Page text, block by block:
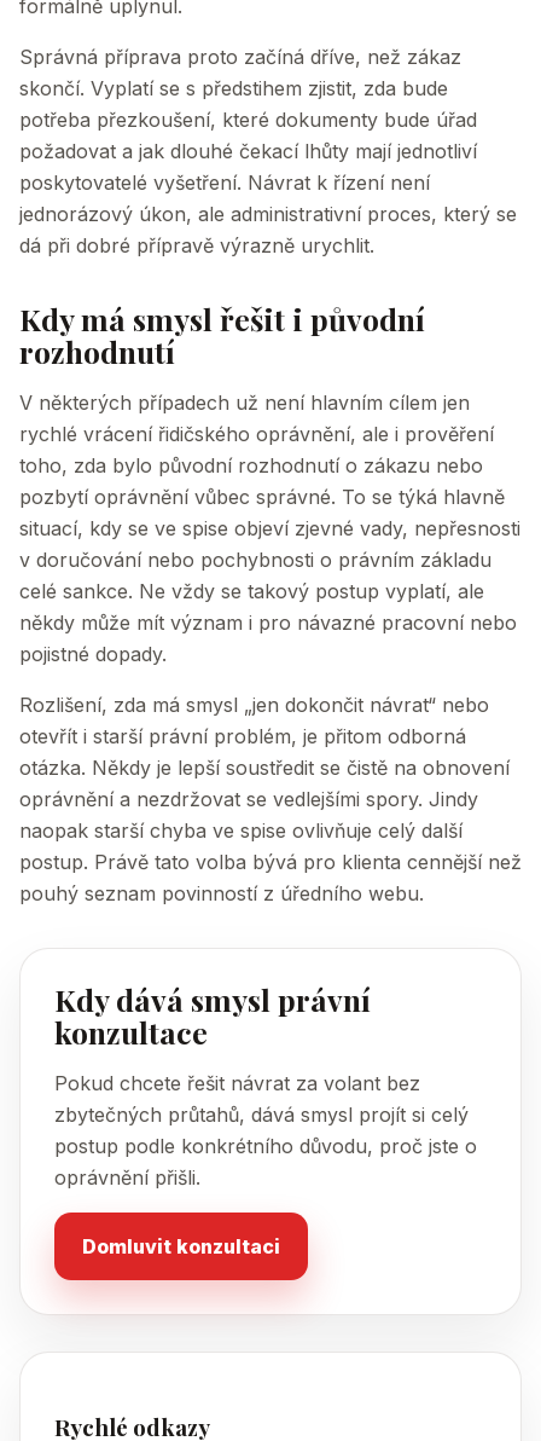
formálně uplynul.
Správná příprava proto začíná dříve, než zákaz
skončí. Vyplatí se s předstihem zjistit, zda bude
potřeba přezkoušení, které dokumenty bude úřad
požadovat a jak dlouhé čekací lhůty mají jednotliví
poskytovatelé vyšetření. Návrat k řízení není
jednorázový úkon, ale administrativní proces, který se
dá při dobré přípravě výrazně urychlit.
Kdy má smysl řešit i původní
rozhodnutí
V některých případech už není hlavním cílem jen
rychlé vrácení řidičského oprávnění, ale i prověření
toho, zda bylo původní rozhodnutí o zákazu nebo
pozbytí oprávnění vůbec správné. To se týká hlavně
situací, kdy se ve spise objeví zjevné vady, nepřesnosti
v doručování nebo pochybnosti o právním základu
celé sankce. Ne vždy se takový postup vyplatí, ale
někdy může mít význam i pro návazné pracovní nebo
pojistné dopady.
Rozlišení, zda má smysl „jen dokončit návrat“ nebo
otevřít i starší právní problém, je přitom odborná
otázka. Někdy je lepší soustředit se čistě na obnovení
oprávnění a nezdržovat se vedlejšími spory. Jindy
naopak starší chyba ve spise ovlivňuje celý další
postup. Právě tato volba bývá pro klienta cennější než
pouhý seznam povinností z úředního webu.
Kdy dává smysl právní
konzultace
Pokud chcete řešit návrat za volant bez
zbytečných průtahů, dává smysl projít si celý
postup podle konkrétního důvodu, proč jste o
oprávnění přišli.
Domluvit konzultaci
Rychlé odkazy